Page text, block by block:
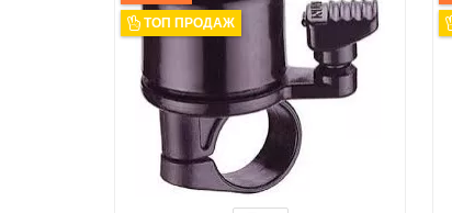
ТОП ПРОДАЖ